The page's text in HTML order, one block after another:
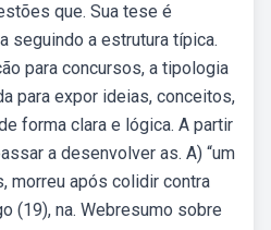
que. Sua tese é
seguindo a estrutura típica.
para concursos, a tipologia
para expor ideias, conceitos,
forma clara e lógica. A partir
a desenvolver as. A) “um
morreu após colidir contra
(19), na. Webresumo sobre